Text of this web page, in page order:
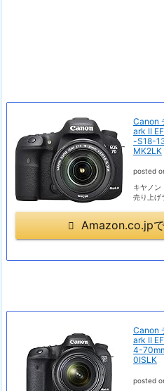
Canon
ark II
-S18-
MK2LK
posted
キヤノ
売り上げ
Amazon.co.jp
Canon
ark II
4-
0ISLK
posted